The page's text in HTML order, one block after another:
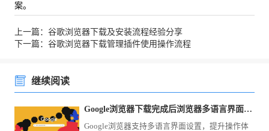
案。
上一篇：谷歌浏览器下载及安装流程经验分享
下一篇：谷歌浏览器下载管理插件使用操作流程
继续阅读
Google浏览器下载完成后浏览器多语言界面设置技巧
Google浏览器支持多语言界面设置，提升操作体